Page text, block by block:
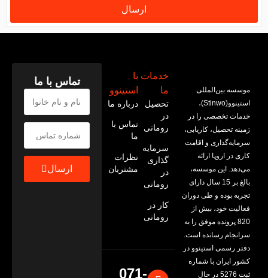
ارسال
موسسه بین‌المللی
استینوو(Stinwo)،
خدمات تخصصی را در
زمینه تحصیل، کاریابی،
سرمایه‌گذاری و اقامت
کاری در اروپا ارائه
می‌‌دهد. این موسسه،
بالغ بر 15 سال دارای
تجربه بوده و طی دوران
فعالیت خود، بیش از
820 پرونده موفق را به
سرانجام رسانده است.
دفتر رسمی استینوو در
کشور ایران با شماره
ثبت 5276 در حال
خدمات
ما
تحصیل
در
رومانی
سرمایه
گذاری
در
رومانی
کار در
رومانی
با
استینوو
درباره ما
تماس با
ما
نظرات
مشتریان
071-
تماس با ما
ارسال